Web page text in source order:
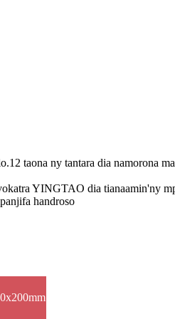
taona ny tantara dia namorona
YINGTAO dia tianaamin'ny
handroso